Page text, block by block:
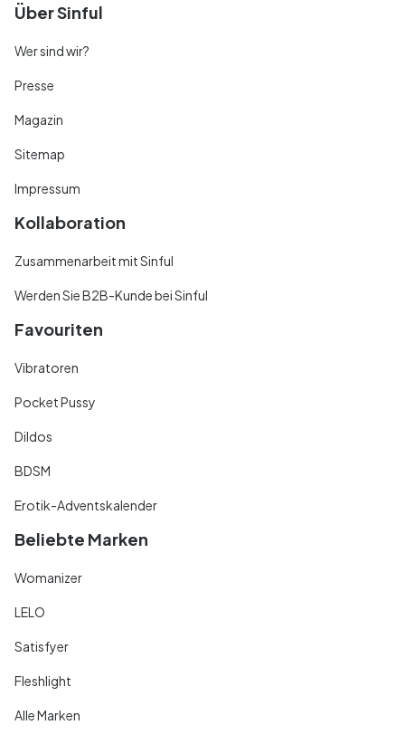
Über Sinful
Wer sind wir?
Presse
Magazin
Sitemap
Impressum
Kollaboration
Zusammenarbeit mit Sinful
Werden Sie B2B-Kunde bei Sinful
Favouriten
Vibratoren
Pocket Pussy
Dildos
BDSM
Erotik-Adventskalender
Beliebte Marken
Womanizer
LELO
Satisfyer
Fleshlight
Alle Marken